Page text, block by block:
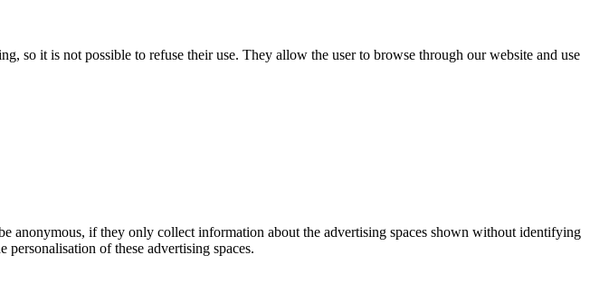
so it is not possible to refuse their use. They allow the user to browse through our website and use
anonymous, if they only collect information about the advertising spaces shown without identifying
of these advertising spaces.